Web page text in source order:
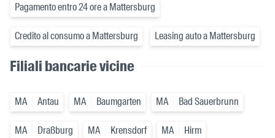
Pagamento entro 24 ore a Mattersburg
Credito al consumo a Mattersburg Leasing auto a Mattersburg
Filiali bancarie vicine
MA Antau MA Baumgarten MA Bad Sauerbrunn
MA Draßburg MA Krensdorf MA Hirm